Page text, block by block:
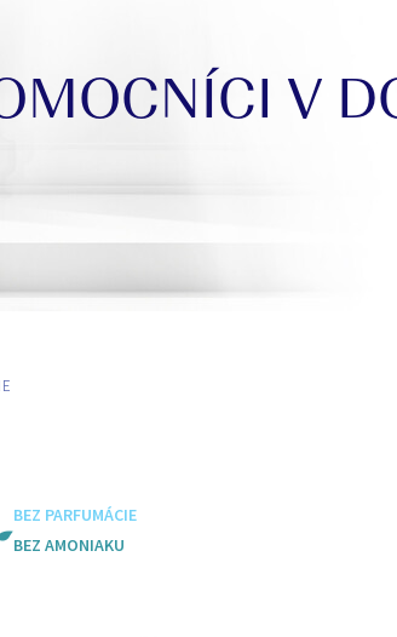
V
o obuv
BEZ PARFUMÁCIE
BEZ AMONIAKU